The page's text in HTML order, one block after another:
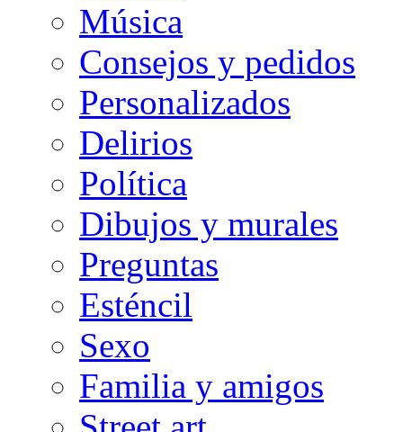
Música
Consejos y pedidos
Personalizados
Delirios
Política
Dibujos y murales
Preguntas
Esténcil
Sexo
Familia y amigos